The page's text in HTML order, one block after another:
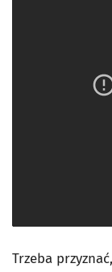
Trzeba